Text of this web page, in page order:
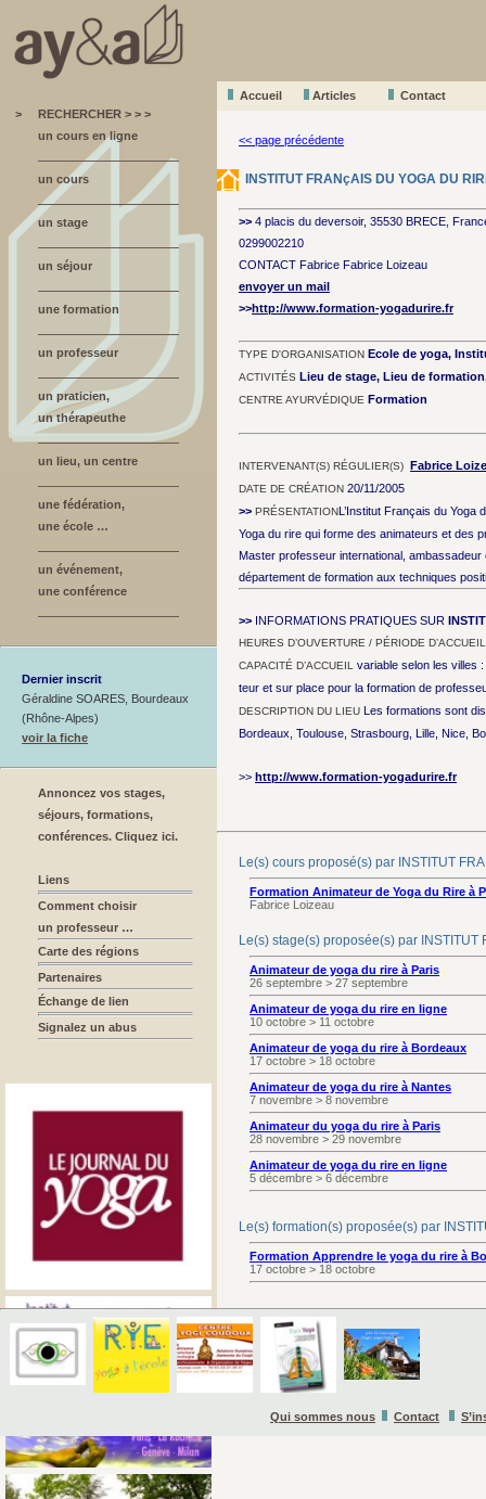
Accueil Articles
Contact
>
RECHERCHER > > >
un cours en ligne
un cours
un stage
un séjour
une formation
un professeur
un praticien,
un thérapeuthe
un lieu, un centre
une fédération,
une école …
un événement,
une conférence
Dernier inscrit
Géraldine SOARES, Bourdeaux
(Rhône-Alpes)
voir la fiche
Annoncez vos stages,
séjours, formations,
conférences. Cliquez ici.
Liens
Comment choisir
un professeur …
Carte des régions
Partenaires
Échange de lien
Signalez un abus
<< page précédente
INSTITUT FRANçAIS DU YOGA DU
>> 4 placis du deversoir, 35530 BRECE,
0299002210
CONTACT Fabrice Fabrice Loizeau
envoyer un mail
>>http://www.formation-yogadurire.fr
TYPE D'ORGANISATION Ecole de yoga,
ACTIVITÉS Lieu de stage, Lieu de
CENTRE AYURVÉDIQUE Formation
INTERVENANT(S) RÉGULIER(S) Fabrice
DATE DE CRÉATION 20/11/2005
>> PRÉSENTATIONL’Institut Français du
Yoga du rire qui forme des animateurs et des
Master professeur international,
département de formation aux techniques
>> INFORMATIONS PRATIQUES SUR
HEURES D’OUVERTURE / PÉRIODE D’ACCUEIL
CAPACITÉ D’ACCUEIL
variable selon les villes
teur et sur place pour la formation de
DESCRIPTION DU LIEU Les formations sont
Bordeaux, Toulouse, Strasbourg, Lille, Nice,
>> http://www.formation-yogadurire.fr
Le(s) cours proposé(s) par INSTITUT
Formation Animateur de Yoga du Rire à
Fabrice Loizeau
Le(s) stage(s) proposée(s) par INSTITUT
Animateur de yoga du rire à Paris
26 septembre > 27 septembre
Animateur de yoga du rire en ligne
10 octobre > 11 octobre
Animateur de yoga du rire à Bordeaux
17 octobre > 18 octobre
Animateur de yoga du rire à Nantes
7 novembre > 8 novembre
Animateur du yoga du rire à Paris
28 novembre > 29 novembre
Animateur de yoga du rire en ligne
5 décembre > 6 décembre
Le(s) formation(s) proposée(s) par
Formation Apprendre le yoga du rire à
17 octobre > 18 octobre
Qui sommes nous Contact